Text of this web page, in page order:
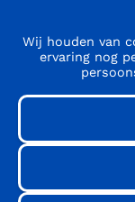
10 stappen
Wij houden van
ervaring nog